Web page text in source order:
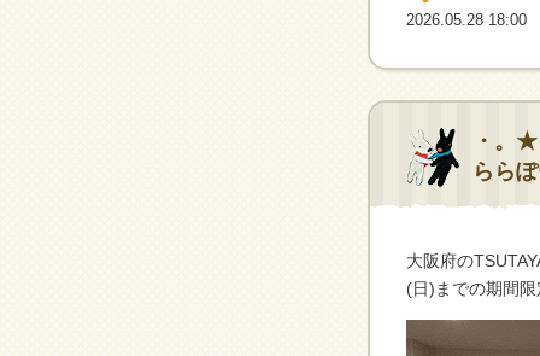
2026.05.28 18:00
・。
らら
大阪府の
(日)までの期間